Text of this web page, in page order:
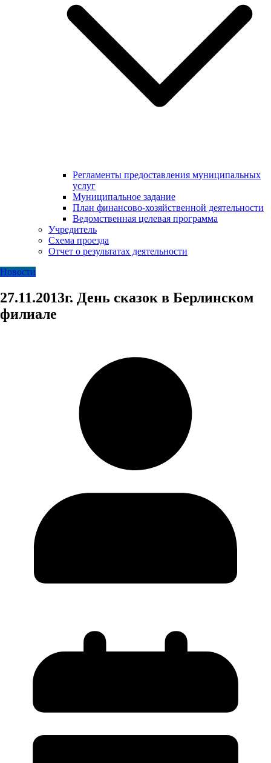
Регламенты предоставления муниципальных
услуг
Муниципальное задание
План финансово-хозяйственной деятельности
Ведомственная целевая программа
Учредитель
Схема проезда
Отчет о результатах деятельности
Новости
27.11.2013г. День сказок в Берлинском
филиале